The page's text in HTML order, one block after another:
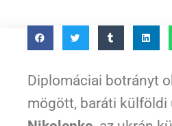
Diplomáciai botrányt
mögött, baráti